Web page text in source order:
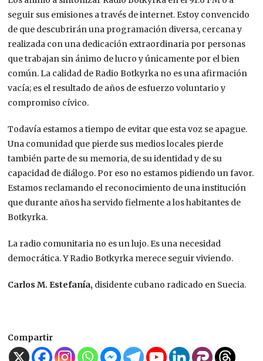
seguir sus emisiones a través de internet. Estoy convencido
de que descubrirán una programación diversa, cercana y
realizada con una dedicación extraordinaria por personas
que trabajan sin ánimo de lucro y únicamente por el bien
común. La calidad de Radio Botkyrka no es una afirmación
vacía; es el resultado de años de esfuerzo voluntario y
compromiso cívico.
Todavía estamos a tiempo de evitar que esta voz se apague.
Una comunidad que pierde sus medios locales pierde
también parte de su memoria, de su identidad y de su
capacidad de diálogo. Por eso no estamos pidiendo un favor.
Estamos reclamando el reconocimiento de una institución
que durante años ha servido fielmente a los habitantes de
Botkyrka.
La radio comunitaria no es un lujo. Es una necesidad
democrática. Y Radio Botkyrka merece seguir viviendo.
Carlos M. Estefanía, disidente cubano radicado en Suecia.
Compartir